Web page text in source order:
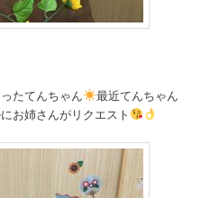
たてんちゃん
最近てんちゃん
お姉さんがリクエスト